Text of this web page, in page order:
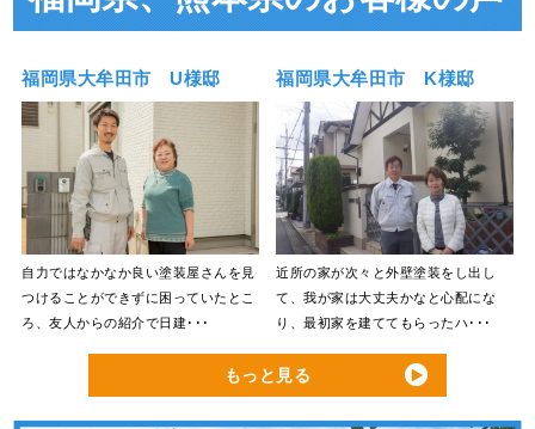
福岡県大牟田市 U様邸
自力ではなかなか良い塗装屋さんを見
つけることができずに困っていたとこ
ろ、友人からの紹介で日建･･･
福岡県大牟田市 K様邸
近所の家が次々と外壁塗装をし出し
て、我が家は大丈夫かなと心配にな
り、最初家を建ててもらったハ･･･
もっと見る